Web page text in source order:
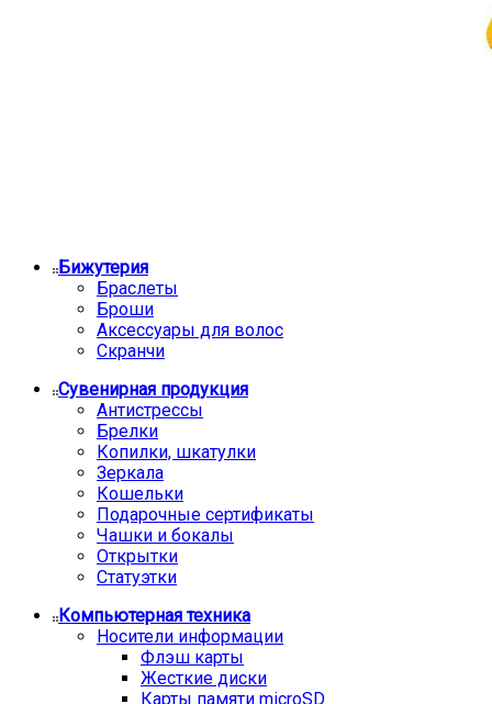
Бижутерия
Браслеты
Броши
Аксессуары для волос
Скранчи
Сувенирная продукция
Антистрессы
Брелки
Копилки, шкатулки
Зеркала
Кошельки
Подарочные сертификаты
Чашки и бокалы
Открытки
Статуэтки
Компьютерная техника
Носители информации
Флэш карты
Жесткие диски
Карты памяти microSD